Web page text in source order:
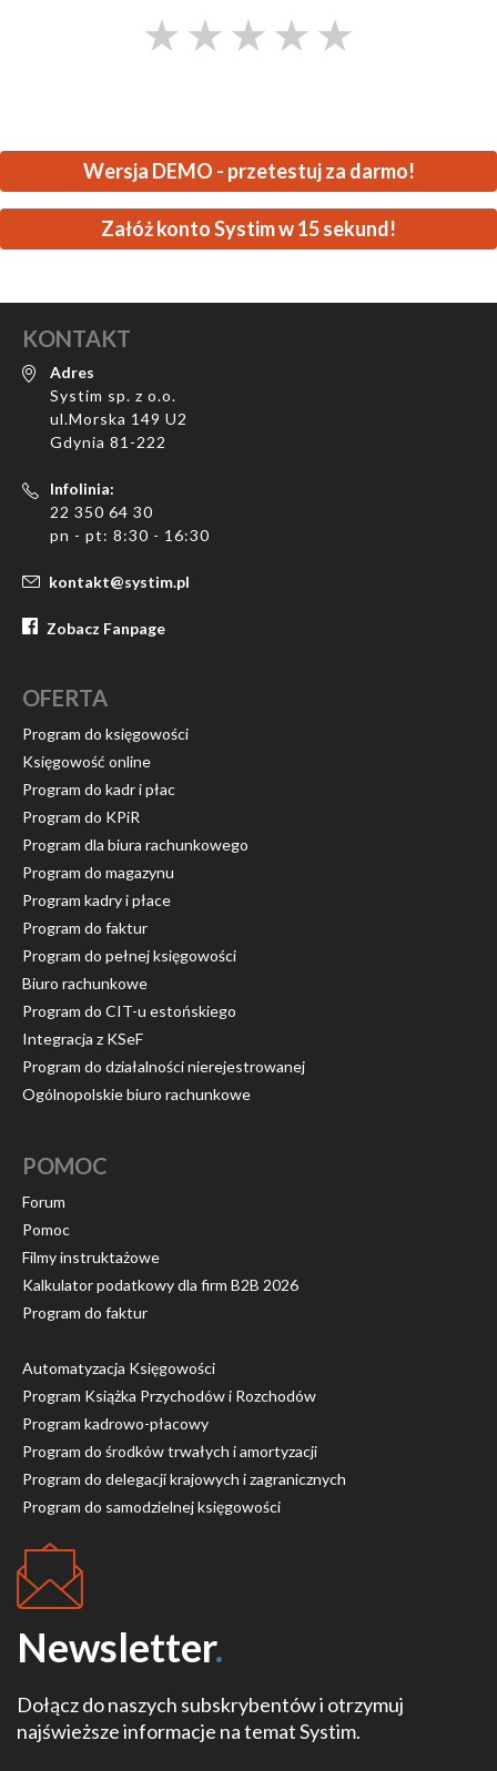
★★★★★
Wersja DEMO - przetestuj za darmo!
Załóż konto Systim w 15 sekund!
KONTAKT
Adres
Systim sp. z o.o.
ul.Morska 149 U2
Gdynia 81-222
Infolinia:
22 350 64 30
pn - pt: 8:30 - 16:30
kontakt@systim.pl
Zobacz Fanpage
OFERTA
Program do księgowości
Księgowość online
Program do kadr i płac
Program do KPiR
Program dla biura rachunkowego
Program do magazynu
Program kadry i płace
Program do faktur
Program do pełnej księgowości
Biuro rachunkowe
Program do CIT-u estońskiego
Integracja z KSeF
Program do działalności nierejestrowanej
Ogólnopolskie biuro rachunkowe
POMOC
Forum
Pomoc
Filmy instruktażowe
Kalkulator podatkowy dla firm B2B 2026
Program do faktur
Automatyzacja Księgowości
Program Książka Przychodów i Rozchodów
Program kadrowo-płacowy
Program do środków trwałych i amortyzacji
Program do delegacji krajowych i zagranicznych
Program do samodzielnej księgowości
Newsletter.
Dołącz do naszych subskrybentów i otrzymuj
najświeższe informacje na temat Systim.